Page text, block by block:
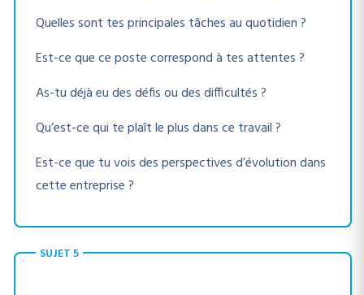
Quelles sont tes principales tâches au quotidien ?
Est-ce que ce poste correspond à tes attentes ?
As-tu déjà eu des défis ou des difficultés ?
Qu’est-ce qui te plaît le plus dans ce travail ?
Est-ce que tu vois des perspectives d’évolution dans
cette entreprise ?
SUJET 5